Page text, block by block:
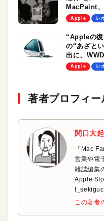
MacPaint
Apple レ
“Appleの
の“あざと
出に、
Apple レ
著者プロフィー
関口大起
『Mac
営業や電
雑誌編集
Apple
この著者